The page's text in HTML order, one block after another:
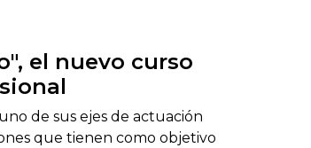
el nuevo curso
de sus ejes de actuación
que tienen como objetivo